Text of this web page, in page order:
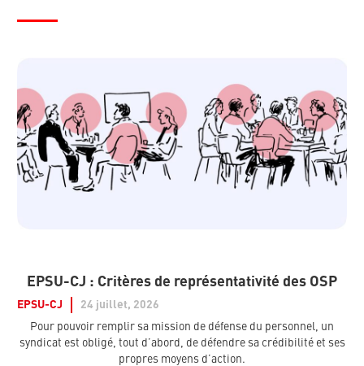
EPSU-CJ : Critères de représentativité des OSP
EPSU-CJ
24 juillet, 2026
Pour pouvoir remplir sa mission de défense du personnel, un
syndicat est obligé, tout d’abord, de défendre sa crédibilité et ses
propres moyens d’action.